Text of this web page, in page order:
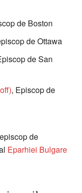
de Boston
de Ottawa
de San
, Episcop de
de
Eparhiei Bulgare